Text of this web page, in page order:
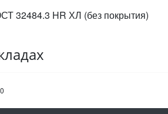
32484.3 HR ХЛ (без покрытия)
0